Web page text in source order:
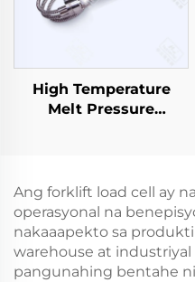
High Temperature
Melt Pressure
Ang forklift load cell ay
operasyonal na
nakaaapekto sa
warehouse at industriyal
pangunahing bentahe